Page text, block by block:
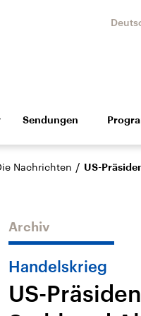
Politik
Feature Musik
Sachsen-
USA
Sendungen
Nachrichten / US-
Archiv
Handelskrieg
US-